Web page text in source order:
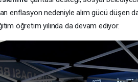
enflasyon nedeniyle alım gücü düşen
öğretim yılında da devam ediyor.